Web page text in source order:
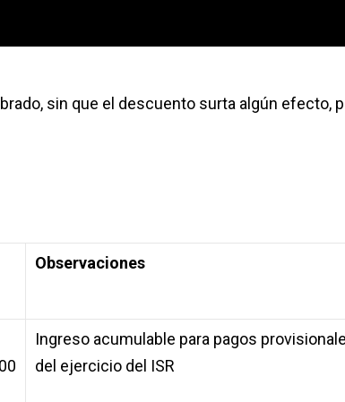
sin que el descuento surta algún efecto,
Observaciones
Ingreso acumulable para pagos
del ejercicio del ISR